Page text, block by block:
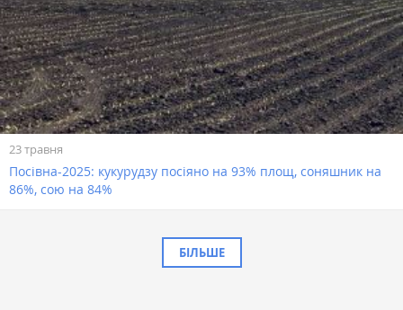
23 травня
Посівна-2025: кукурудзу посіяно на 93% площ, соняшник на
86%, сою на 84%
БІЛЬШЕ